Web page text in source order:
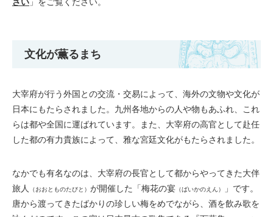
さい 」をご覧ください。
文化が薫るまち
大宰府が行う外国との交流・交易によって、海外の文物や文化が
日本にもたらされました。九州各地からの人や物もあふれ、これ
らは都や全国に運ばれています。また、大宰府の高官として赴任
した都の有力貴族によって、雅な宮廷文化がもたらされました。
なかでも有名なのは、大宰府の長官として都からやってきた大伴
旅人
（おおとものたびと） が開催した「梅花の宴 （ばいかのえん）
」です。
唐から渡ってきたばかりの珍しい梅をめでながら、酒を飲み歌を